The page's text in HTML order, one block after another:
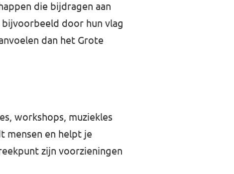
die bijdragen aan
door hun vlag
dan het Grote
workshops, muziekles
mensen en helpt je
zijn voorzieningen